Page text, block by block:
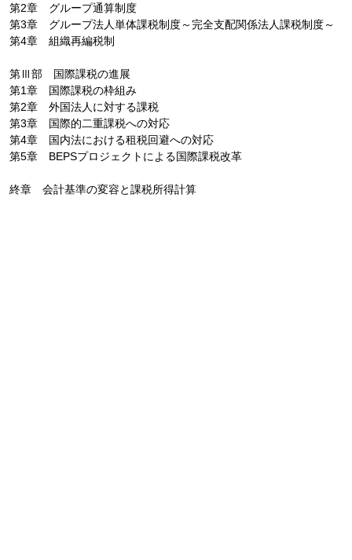
第2章 グループ通算制度
第3章 グループ法人単体課税制度～完全支配関係法人課税制度～
第4章 組織再編税制
第Ⅲ部 国際課税の進展
第1章 国際課税の枠組み
第2章 外国法人に対する課税
第3章 国際的二重課税への対応
第4章 国内法における租税回避への対応
第5章 BEPSプロジェクトによる国際課税改革
終章 会計基準の変容と課税所得計算